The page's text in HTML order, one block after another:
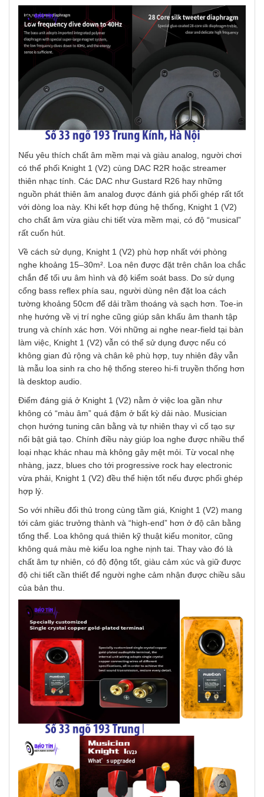
Nếu yêu thích chất âm mềm mại và giàu analog, người chơi
có thể phối Knight 1 (V2) cùng DAC R2R hoặc streamer
thiên nhạc tính. Các DAC như Gustard R26 hay những
nguồn phát thiên âm analog được đánh giá phối ghép rất tốt
với dòng loa này. Khi kết hợp đúng hệ thống, Knight 1 (V2)
cho chất âm vừa giàu chi tiết vừa mềm mại, có độ “musical”
rất cuốn hút.
Về cách sử dụng, Knight 1 (V2) phù hợp nhất với phòng
nghe khoảng 15–30m². Loa nên được đặt trên chân loa chắc
chắn để tối ưu âm hình và độ kiểm soát bass. Do sử dụng
cổng bass reflex phía sau, người dùng nên đặt loa cách
tường khoảng 50cm để dải trầm thoáng và sạch hơn. Toe-in
nhẹ hướng về vị trí nghe cũng giúp sân khấu âm thanh tập
trung và chính xác hơn. Với những ai nghe near-field tại bàn
làm việc, Knight 1 (V2) vẫn có thể sử dụng được nếu có
không gian đủ rộng và chân kê phù hợp, tuy nhiên đây vẫn
là mẫu loa sinh ra cho hệ thống stereo hi-fi truyền thống hơn
là desktop audio.
Điểm đáng giá ở Knight 1 (V2) nằm ở việc loa gần như
không có “màu âm” quá đậm ở bất kỳ dải nào. Musician
chọn hướng tuning cân bằng và tự nhiên thay vì cố tạo sự
nổi bật giả tạo. Chính điều này giúp loa nghe được nhiều thể
loại nhạc khác nhau mà không gây mệt mỏi. Từ vocal nhẹ
nhàng, jazz, blues cho tới progressive rock hay electronic
vừa phải, Knight 1 (V2) đều thể hiện tốt nếu được phối ghép
hợp lý.
So với nhiều đối thủ trong cùng tầm giá, Knight 1 (V2) mang
tới cảm giác trưởng thành và “high-end” hơn ở độ cân bằng
tổng thể. Loa không quá thiên kỹ thuật kiểu monitor, cũng
không quá màu mè kiểu loa nghe nịnh tai. Thay vào đó là
chất âm tự nhiên, có độ động tốt, giàu cảm xúc và giữ được
độ chi tiết cần thiết để người nghe cảm nhận được chiều sâu
của bản thu.